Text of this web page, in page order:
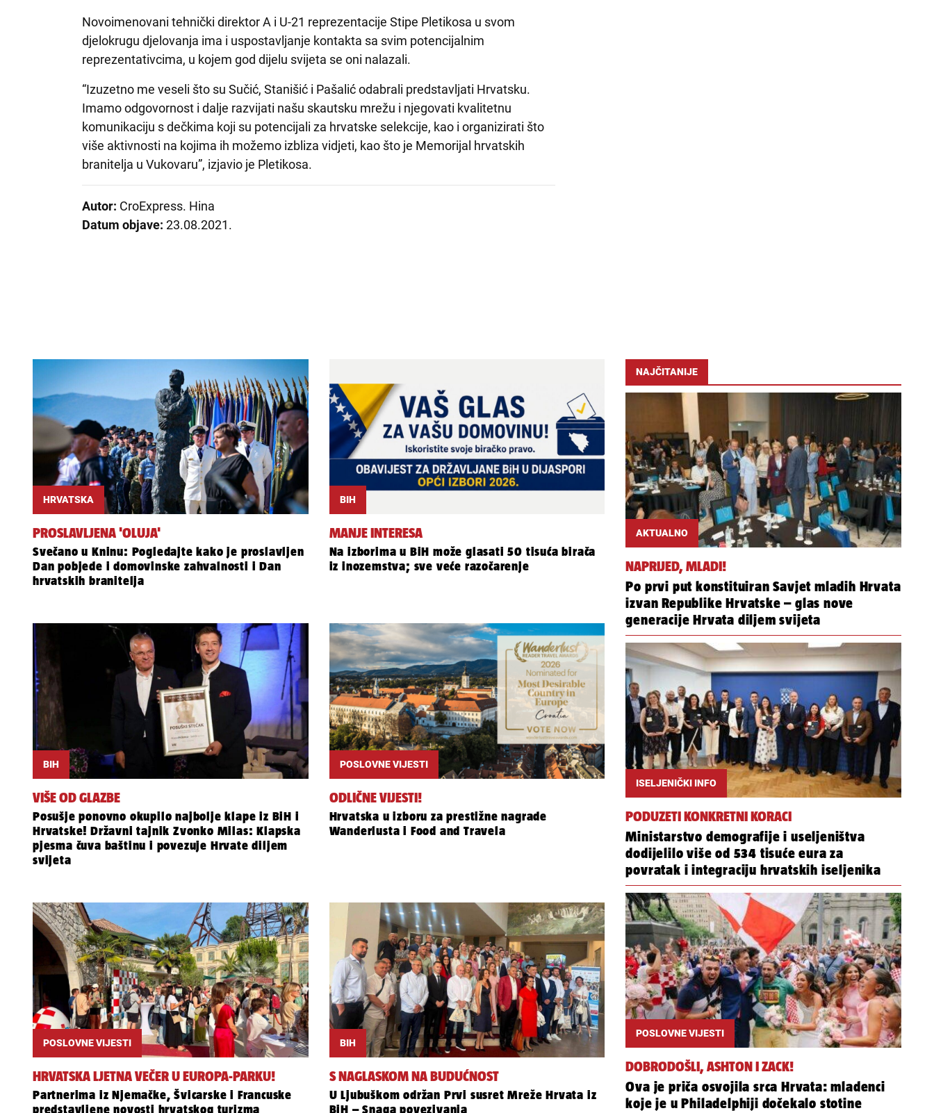
Novoimenovani tehnički direktor A i U-21 reprezentacije Stipe Pletikosa u svom
djelokrugu djelovanja ima i uspostavljanje kontakta sa svim potencijalnim
reprezentativcima, u kojem god dijelu svijeta se oni nalazali.
“Izuzetno me veseli što su Sučić, Stanišić i Pašalić odabrali predstavljati Hrvatsku.
Imamo odgovornost i dalje razvijati našu skautsku mrežu i njegovati kvalitetnu
komunikaciju s dečkima koji su potencijali za hrvatske selekcije, kao i organizirati što
više aktivnosti na kojima ih možemo izbliza vidjeti, kao što je Memorijal hrvatskih
branitelja u Vukovaru”, izjavio je Pletikosa.
Autor: CroExpress. Hina
Datum objave:23.08.2021.
HRVATSKA
PROSLAVLJENA 'OLUJA'
Svečano u Kninu: Pogledajte kako je proslavljen
Dan pobjede i domovinske zahvalnosti i Dan
hrvatskih branitelja
BIH
MANJE INTERESA
Na izborima u BiH može glasati 50 tisuća birača
iz inozemstva; sve veće razočarenje
BIH
VIŠE OD GLAZBE
Posušje ponovno okupilo najbolje klape iz BiH i
Hrvatske! Državni tajnik Zvonko Milas: Klapska
pjesma čuva baštinu i povezuje Hrvate diljem
svijeta
POSLOVNE VIJESTI
ODLIČNE VIJESTI!
Hrvatska u izboru za prestižne nagrade
Wanderlusta i Food and Travela
POSLOVNE VIJESTI
HRVATSKA LJETNA VEČER U EUROPA-PARKU!
Partnerima iz Njemačke, Švicarske i Francuske
predstavljene novosti hrvatskog turizma
BIH
S NAGLASKOM NA BUDUĆNOST
U Ljubuškom održan Prvi susret Mreže Hrvata iz
BiH – Snaga povezivanja
NAJČITANIJE
AKTUALNO
NAPRIJED, MLADI!
Po prvi put konstituiran Savjet mladih Hrvata
izvan Republike Hrvatske – glas nove
generacije Hrvata diljem svijeta
ISELJENIČKI INFO
PODUZETI KONKRETNI KORACI
Ministarstvo demografije i useljeništva
dodijelilo više od 534 tisuće eura za
povratak i integraciju hrvatskih iseljenika
POSLOVNE VIJESTI
DOBRODOŠLI, ASHTON I ZACK!
Ova je priča osvojila srca Hrvata: mladenci
koje je u Philadelphiji dočekalo stotine